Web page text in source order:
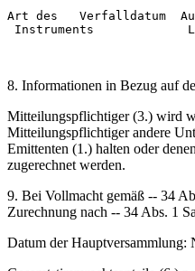
Art des   Verfalldatum
Instruments
8. Informationen in Bezug auf
Mitteilungspflichtiger (3.) wird
Mitteilungspflichtiger andere
Emittenten (1.) halten oder
zugerechnet werden.
9. Bei Vollmacht gemäß -- 34
Zurechnung nach -- 34 Abs. 1
Datum der Hauptversammlung: